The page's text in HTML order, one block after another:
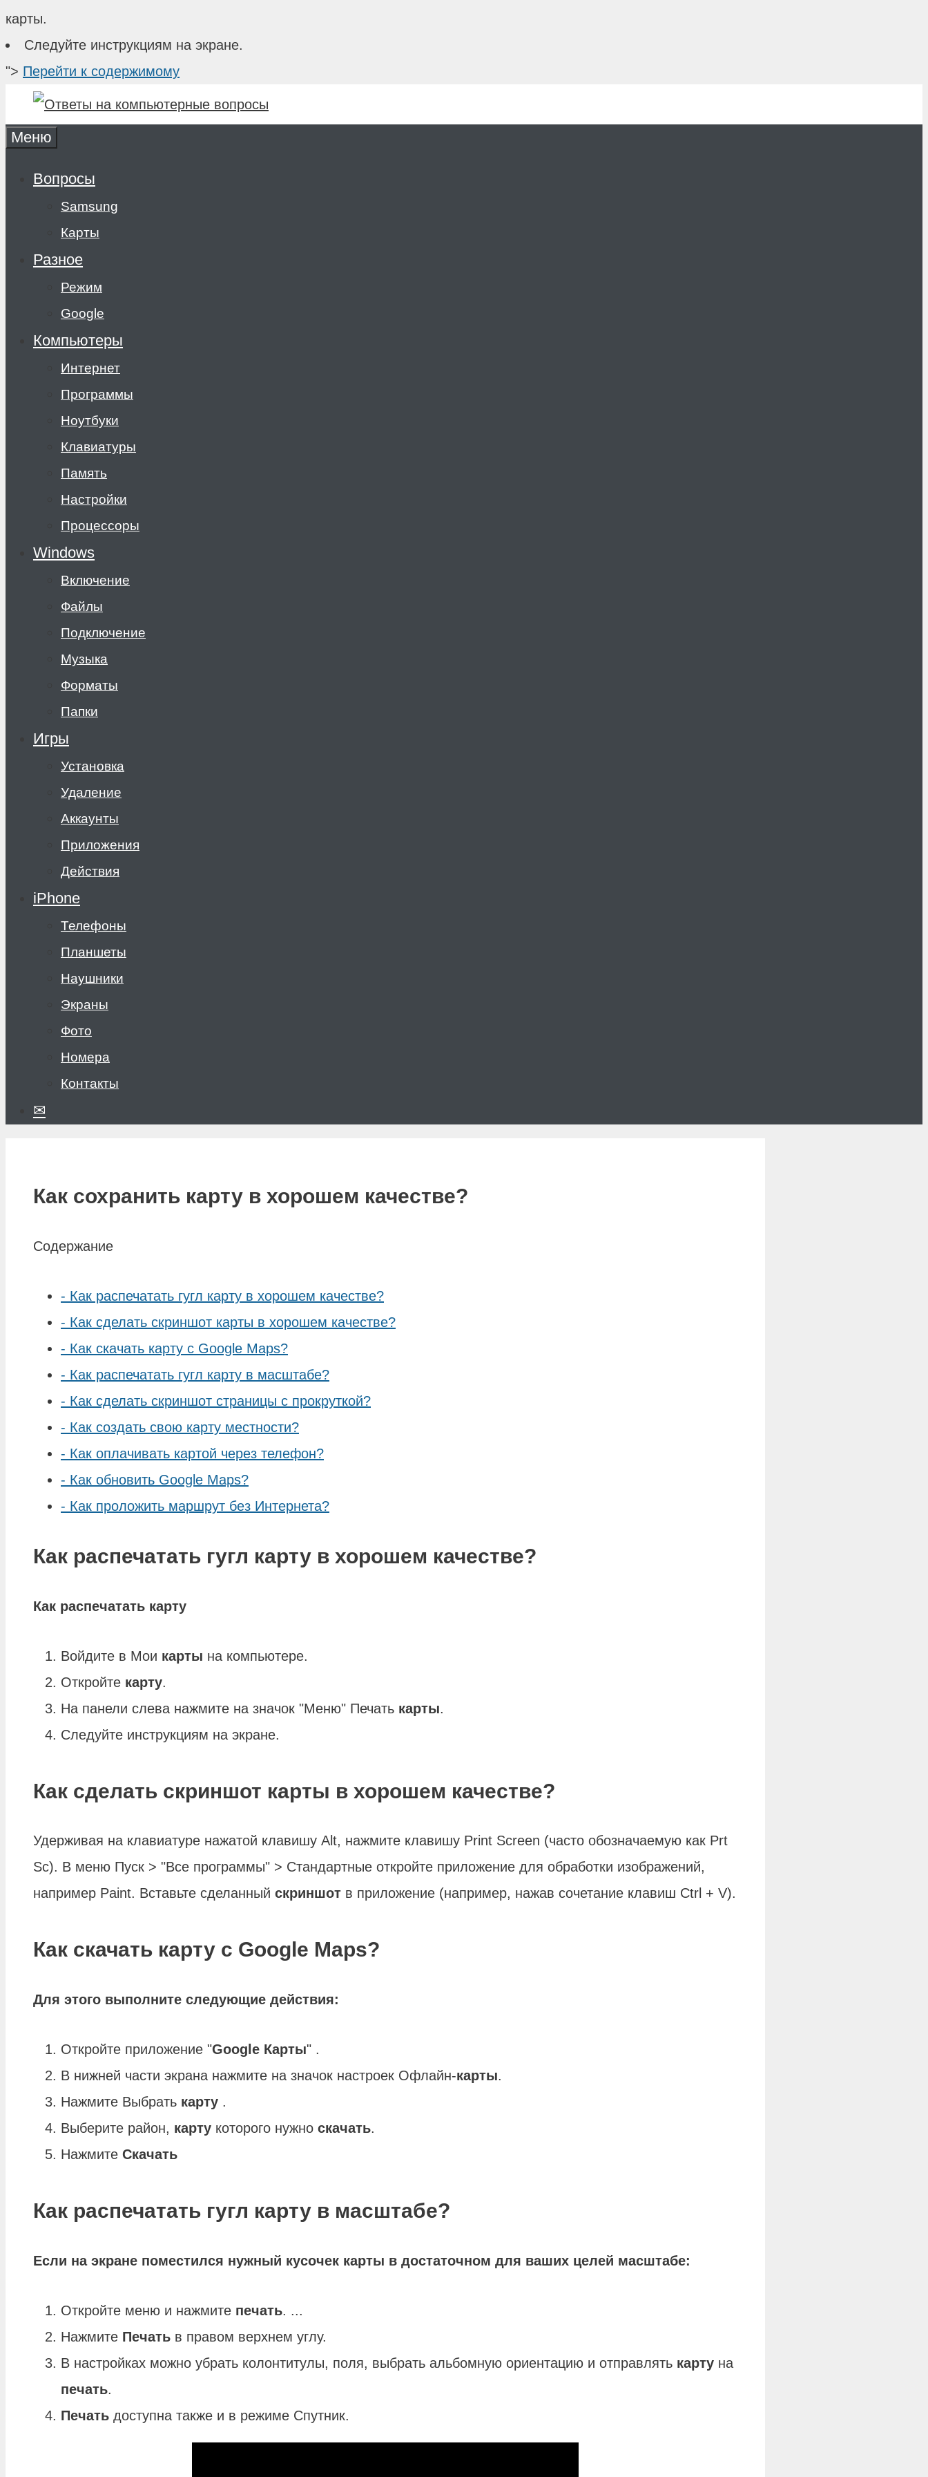
карты.
Следуйте инструкциям на экране.
"> Перейти к содержимому
Меню
Вопросы
Samsung
Карты
Разное
Режим
Google
Компьютеры
Интернет
Программы
Ноутбуки
Клавиатуры
Память
Настройки
Процессоры
Windows
Включение
Файлы
Подключение
Музыка
Форматы
Папки
Игры
Установка
Удаление
Аккаунты
Приложения
Действия
iPhone
Телефоны
Планшеты
Наушники
Экраны
Фото
Номера
Контакты
✉
Как сохранить карту в хорошем качестве?
Содержание
- Как распечатать гугл карту в хорошем качестве?
- Как сделать скриншот карты в хорошем качестве?
- Как скачать карту с Google Maps?
- Как распечатать гугл карту в масштабе?
- Как сделать скриншот страницы с прокруткой?
- Как создать свою карту местности?
- Как оплачивать картой через телефон?
- Как обновить Google Maps?
- Как проложить маршрут без Интернета?
Как распечатать гугл карту в хорошем качестве?
Как распечатать карту
Войдите в Мои карты на компьютере.
Откройте карту.
На панели слева нажмите на значок "Меню" Печать карты.
Следуйте инструкциям на экране.
Как сделать скриншот карты в хорошем качестве?
Удерживая на клавиатуре нажатой клавишу Alt, нажмите клавишу Print Screen (часто обозначаемую как Prt
Sc). В меню Пуск > "Все программы" > Стандартные откройте приложение для обработки изображений,
например Paint. Вставьте сделанный скриншот в приложение (например, нажав сочетание клавиш Ctrl + V).
Как скачать карту с Google Maps?
Для этого выполните следующие действия:
Откройте приложение "Google Карты" .
В нижней части экрана нажмите на значок настроек Офлайн-карты.
Нажмите Выбрать карту .
Выберите район, карту которого нужно скачать.
Нажмите Скачать
Как распечатать гугл карту в масштабе?
Если на экране поместился нужный кусочек карты в достаточном для ваших целей масштабе:
Откройте меню и нажмите печать. ...
Нажмите Печать в правом верхнем углу.
В настройках можно убрать колонтитулы, поля, выбрать альбомную ориентацию и отправлять карту на
печать.
Печать доступна также и в режиме Спутник.